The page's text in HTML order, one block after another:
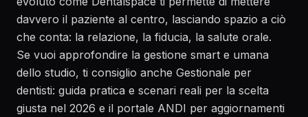
davvero il paziente al centro, lasciando spazio a ciò
che conta: la relazione, la fiducia, la salute orale.
Se vuoi approfondire la gestione smart e umana
dello studio, ti consiglio anche Gestionale per
dentisti: guida pratica e scenari reali per la scelta
giusta nel 2026 e il portale ANDI per aggiornamenti